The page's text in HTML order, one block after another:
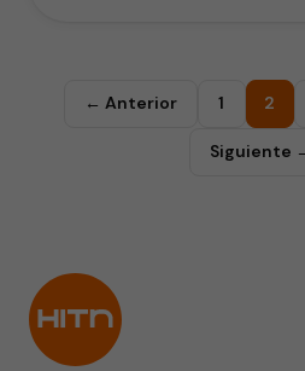
← Anterior 1 2
Siguiente